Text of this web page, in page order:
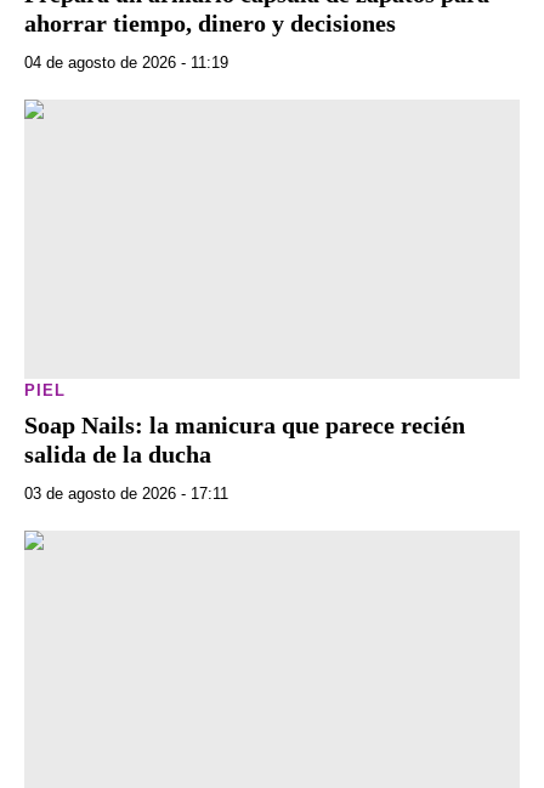
ahorrar tiempo, dinero y decisiones
04 de agosto de 2026 - 11:19
PIEL
Soap Nails: la manicura que parece recién
salida de la ducha
03 de agosto de 2026 - 17:11